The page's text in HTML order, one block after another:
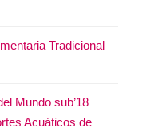
Tradicional
Mundo sub’18
Acuáticos de